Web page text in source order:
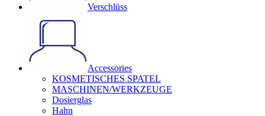
Verschlüss
Accessories
KOSMETISCHES SPATEL
MASCHINEN/WERKZEUGE
Dosierglas
Hahn